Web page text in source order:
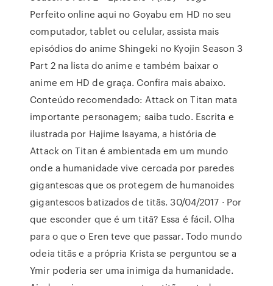
Perfeito online aqui no Goyabu em HD no seu
computador, tablet ou celular, assista mais
episódios do anime Shingeki no Kyojin Season 3
Part 2 na lista do anime e também baixar o
anime em HD de graça. Confira mais abaixo.
Conteúdo recomendado: Attack on Titan mata
importante personagem; saiba tudo. Escrita e
ilustrada por Hajime Isayama, a história de
Attack on Titan é ambientada em um mundo
onde a humanidade vive cercada por paredes
gigantescas que os protegem de humanoides
gigantescos batizados de titãs. 30/04/2017 · Por
que esconder que é um titã? Essa é fácil. Olha
para o que o Eren teve que passar. Todo mundo
odeia titãs e a própria Krista se perguntou se a
Ymir poderia ser uma inimiga da humanidade.